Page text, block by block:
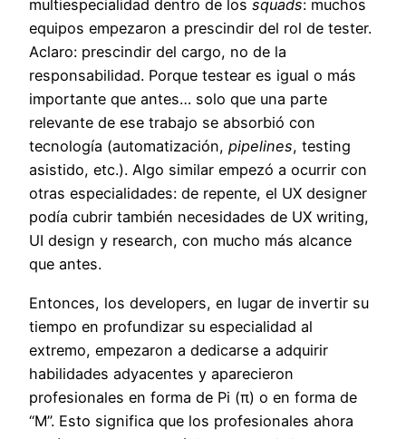
multiespecialidad dentro de los squads: muchos
equipos empezaron a prescindir del rol de tester.
Aclaro: prescindir del cargo, no de la
responsabilidad. Porque testear es igual o más
importante que antes… solo que una parte
relevante de ese trabajo se absorbió con
tecnología (automatización, pipelines, testing
asistido, etc.). Algo similar empezó a ocurrir con
otras especialidades: de repente, el UX designer
podía cubrir también necesidades de UX writing,
UI design y research, con mucho más alcance
que antes.
Entonces, los developers, en lugar de invertir su
tiempo en profundizar su especialidad al
extremo, empezaron a dedicarse a adquirir
habilidades adyacentes y aparecieron
profesionales en forma de Pi (π) o en forma de
“M”. Esto significa que los profesionales ahora